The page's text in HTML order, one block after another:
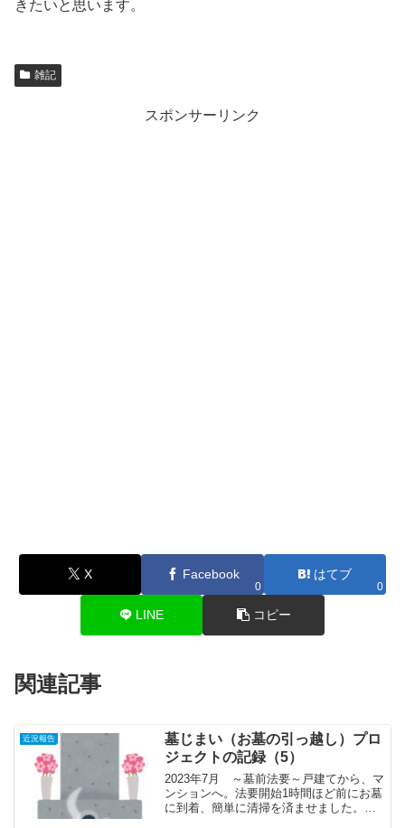
きたいと思います。
雑記
スポンサーリンク
X Facebook
0
はてブ
0
LINE コピー
関連記事
近況報告
墓じまい（お墓の引っ越し）プロ
ジェクトの記録（5）
2023年7月 ～墓前法要～戸建てから、マ
ンションへ。法要開始1時間ほど前にお墓
に到着、簡単に清掃を済ませました。開